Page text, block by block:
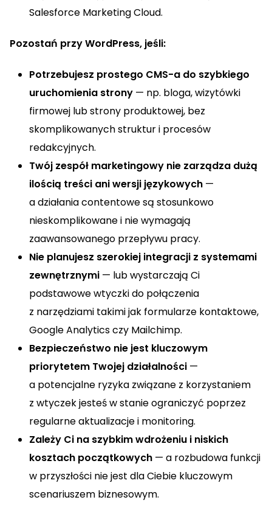
Salesforce Marketing Cloud.
Pozostań przy WordPress, jeśli:
Potrzebujesz prostego CMS-a do szybkiego
uruchomienia strony — np. bloga, wizytówki
firmowej lub strony produktowej, bez
skomplikowanych struktur i procesów
redakcyjnych.
Twój zespół marketingowy nie zarządza dużą
ilością treści ani wersji językowych —
a działania contentowe są stosunkowo
nieskomplikowane i nie wymagają
zaawansowanego przepływu pracy.
Nie planujesz szerokiej integracji z systemami
zewnętrznymi — lub wystarczają Ci
podstawowe wtyczki do połączenia
z narzędziami takimi jak formularze kontaktowe,
Google Analytics czy Mailchimp.
Bezpieczeństwo nie jest kluczowym
priorytetem Twojej działalności —
a potencjalne ryzyka związane z korzystaniem
z wtyczek jesteś w stanie ograniczyć poprzez
regularne aktualizacje i monitoring.
Zależy Ci na szybkim wdrożeniu i niskich
kosztach początkowych — a rozbudowa funkcji
w przyszłości nie jest dla Ciebie kluczowym
scenariuszem biznesowym.